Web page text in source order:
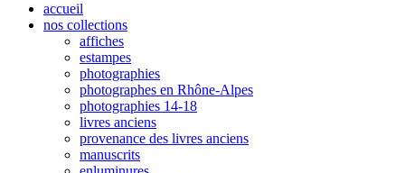
accueil
nos collections
affiches
estampes
photographies
photographes en Rhône-Alpes
photographies 14-18
livres anciens
provenance des livres anciens
manuscrits